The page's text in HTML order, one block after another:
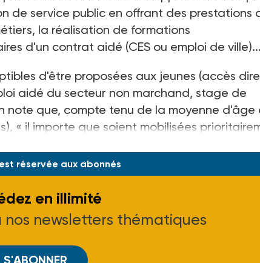
de service public en offrant des prestations
la réalisation de formations
d'un contrat aidé (CES ou emploi de ville)...
d'être proposées aux jeunes (accès
aidé du secteur non marchand, stage de
note que, compte tenu de la moyenne d'âge
« il importe que soient mobilisées
réservée aux abonnés
en illimité
nos newsletters thématiques